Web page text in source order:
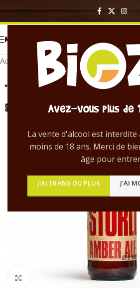
Avez-vous plus de
La vente d'alcool est interdite
moins de 18 ans. Merci de
âge pour
J'AI 18 ANS OU PLUS J'AI
MENU
Accueil Bières en bouteille
Cliquez pour agrandir